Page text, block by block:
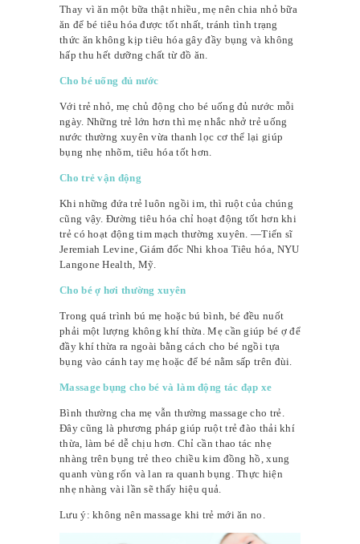
Thay vì ăn một bữa thật nhiều, mẹ nên chia nhỏ bữa
ăn để bé tiêu hóa được tốt nhất, tránh tình trạng
thức ăn không kịp tiêu hóa gây đầy bụng và không
hấp thu hết dưỡng chất từ đồ ăn.
Cho bé uống đủ nước
Với trẻ nhỏ, mẹ chủ động cho bé uống đủ nước mỗi
ngày. Những trẻ lớn hơn thì mẹ nhắc nhở trẻ uống
nước thường xuyên vừa thanh lọc cơ thể lại giúp
bụng nhẹ nhõm, tiêu hóa tốt hơn.
Cho trẻ vận động
Khi những đứa trẻ luôn ngồi im, thì ruột của chúng
cũng vậy. Đường tiêu hóa chỉ hoạt động tốt hơn khi
trẻ có hoạt động tim mạch thường xuyên. —Tiến sĩ
Jeremiah Levine, Giám đốc Nhi khoa Tiêu hóa, NYU
Langone Health, Mỹ.
Cho bé ợ hơi thường xuyên
Trong quá trình bú mẹ hoặc bú bình, bé đều nuốt
phải một lượng không khí thừa. Mẹ cần giúp bé ợ để
đầy khí thừa ra ngoài bằng cách cho bé ngồi tựa
bụng vào cánh tay mẹ hoặc để bé nằm sấp trên đùi.
Massage bụng cho bé và làm động tác đạp xe
Bình thường cha mẹ vẫn thường massage cho trẻ.
Đây cũng là phương pháp giúp ruột trẻ đào thải khí
thừa, làm bé dễ chịu hơn. Chỉ cần thao tác nhẹ
nhàng trên bụng trẻ theo chiều kim đồng hồ, xung
quanh vùng rốn và lan ra quanh bụng. Thực hiện
nhẹ nhàng vài lần sẽ thấy hiệu quả.
Lưu ý: không nên massage khi trẻ mới ăn no.